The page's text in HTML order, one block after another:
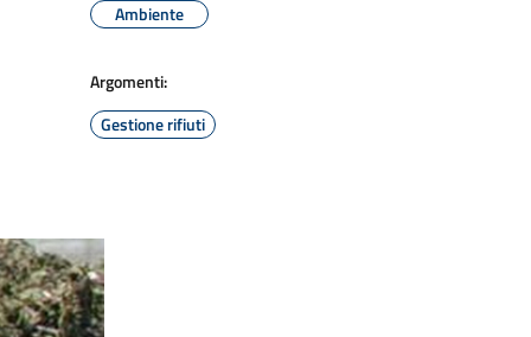
Ambiente
Argomenti:
Gestione rifiuti